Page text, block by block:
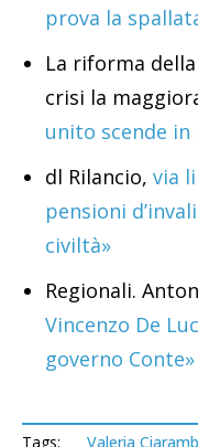
prova la
La riforma
crisi la
unito scende
dl Rilancio, via
pensioni
civiltà»
Regionali.
Vincenzo De
governo Conte»
Tags: Valeria